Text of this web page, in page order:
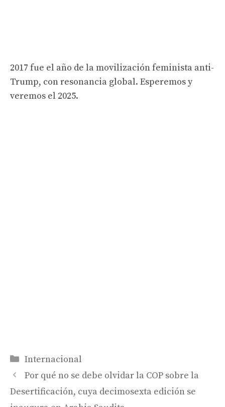
2017 fue el año de la movilización feminista anti-
Trump, con resonancia global. Esperemos y
veremos el 2025.
Categorías
Internacional
Por qué no se debe olvidar la COP sobre la
Desertificación, cuya decimosexta edición se